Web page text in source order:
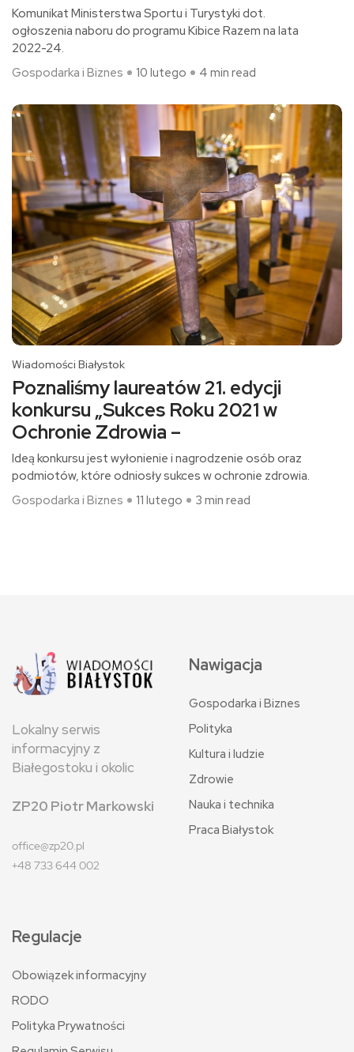
Komunikat Ministerstwa Sportu i Turystyki dot.
ogłoszenia naboru do programu Kibice Razem na lata
2022-24.
Gospodarka i Biznes
10 lutego 4 min read
Wiadomości Białystok
Poznaliśmy laureatów 21. edycji
konkursu „Sukces Roku 2021 w
Ochronie Zdrowia –
Ideą konkursu jest wyłonienie i nagrodzenie osób oraz
podmiotów, które odniosły sukces w ochronie zdrowia.
Gospodarka i Biznes
11 lutego 3 min read
Lokalny serwis
informacyjny z
Białegostoku i okolic
ZP20 Piotr Markowski
office@zp20.pl
+48 733 644 002
Nawigacja
Gospodarka i Biznes
Polityka
Kultura i ludzie
Zdrowie
Nauka i technika
Praca Białystok
Regulacje
Obowiązek informacyjny
RODO
Polityka Prywatności